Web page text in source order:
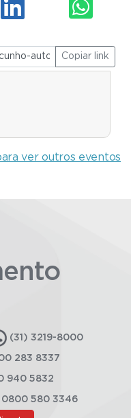
Copiar link
ver outros eventos
(31) 3219-8000
283 8337
940 5832
0800 580 3346